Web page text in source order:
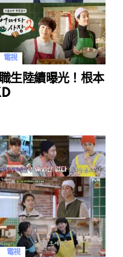
電視
生陸續曝光！根本
電視